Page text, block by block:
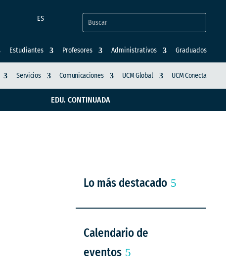
ES
Estudiantes Profesores Administrativos Graduados
Servicios Comunicaciones UCM Global UCM Conecta
EDU. CONTINUADA
Lo más destacado
Calendario de
eventos